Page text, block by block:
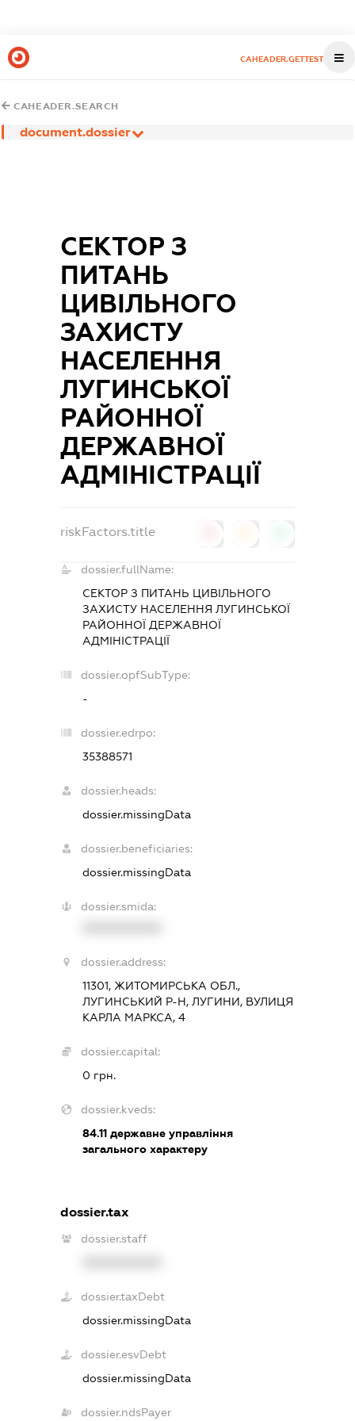
CAHEADER.GETTEST
CAHEADER.SEARCH
document.dossier
СЕКТОР З
ПИТАНЬ
ЦИВІЛЬНОГО
ЗАХИСТУ
НАСЕЛЕННЯ
ЛУГИНСЬКОЇ
РАЙОННОЇ
ДЕРЖАВНОЇ
АДМІНІСТРАЦІЇ
riskFactors.title
dossier.fullName:
СЕКТОР З ПИТАНЬ ЦИВІЛЬНОГО
ЗАХИСТУ НАСЕЛЕННЯ ЛУГИНСЬКОЇ
РАЙОННОЇ ДЕРЖАВНОЇ
АДМІНІСТРАЦІЇ
dossier.opfSubType:
-
dossier.edrpo:
35388571
dossier.heads:
dossier.missingData
dossier.beneficiaries:
dossier.missingData
dossier.smida:
dossier.address:
11301, ЖИТОМИРСЬКА ОБЛ.,
ЛУГИНСЬКИЙ Р-Н, ЛУГИНИ, ВУЛИЦЯ
КАРЛА МАРКСА, 4
dossier.capital:
0 грн.
dossier.kveds:
84.11 державне управління
загального характеру
dossier.tax
dossier.staff
dossier.taxDebt
dossier.missingData
dossier.esvDebt
dossier.missingData
dossier.ndsPayer